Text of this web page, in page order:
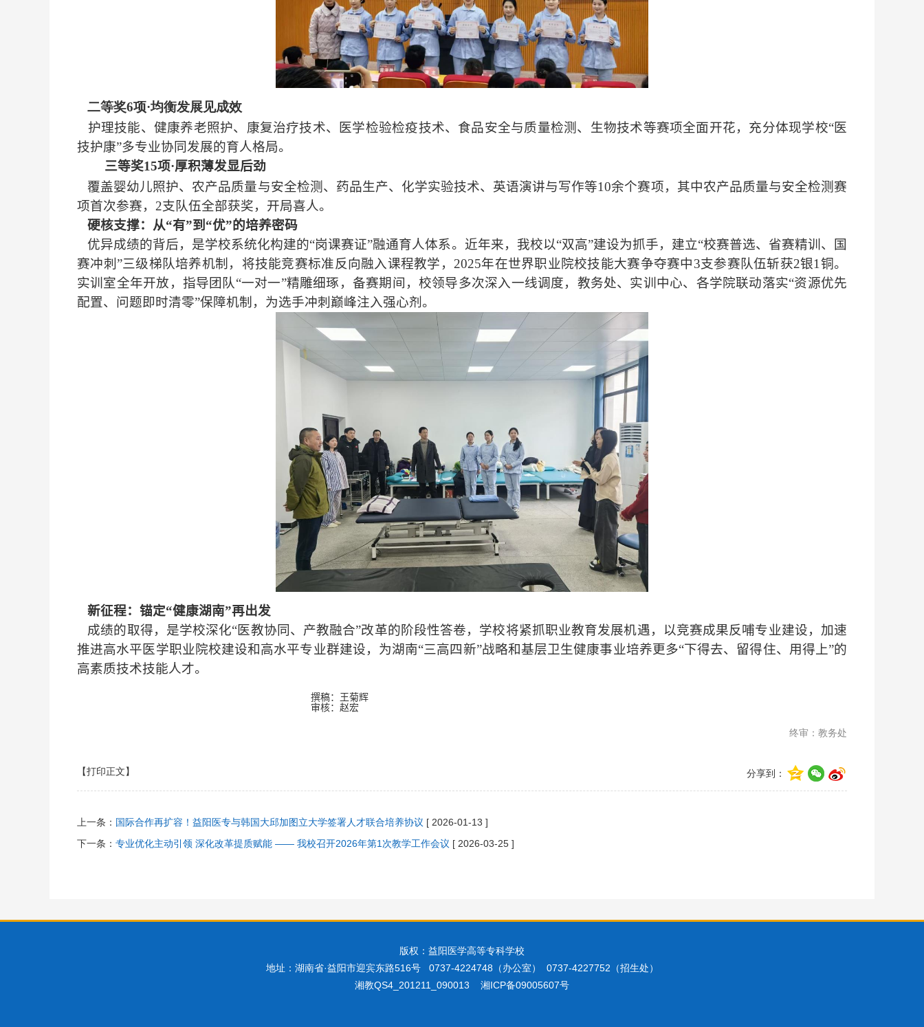
二等奖6项·均衡发展见成效
护理技能、健康养老照护、康复治疗技术、
医学检验检疫技术、食品安全与质量检测、生物技术等赛项全面开花，充分体现学校“医
技护康”多专业协同发展的育人格局。
三等奖15项·厚积薄发显后劲
覆盖婴幼儿照护、农产品质量与安全检测、药品生产、化学实验技术、英语演讲与写作等10余个赛项，其中农产品质量与安全检测赛
项首次参赛，2支队伍全部获奖，开局喜人。
硬核支撑：从“有”到“优”的培养密码
优异成绩的背后，是学校系统化构建的“岗课赛证”融通育人体系。近年来，我校以“双高”建设为抓手，建立“校赛普选、省赛精训、国
赛冲刺”三级梯队培养机制，将技能竞赛标准反向融入课程教学，2025年在世界职业院校技能大赛争夺赛中3支参赛队伍斩获2银1铜。
实训室全年开放，指导团队“一对一”精雕细琢，备赛期间，校领导多次深入一线调度，教务处、实训中心、各学院联动落实“资源优先
配置、问题即时清零”保障机制，为选手冲刺巅峰注入强心剂。
新征程：锚定“健康湖南”再出发
成绩的取得，是学校深化“医教协同、产教融合”改革的阶段性答卷，学校将紧抓职业教育发展机遇，以竞赛成果反哺专业建设，加速
推进高水平医学职业院校建设和高水平专业群建设，为湖南“三高四新”战略和基层卫生健康事业培养更多“下得去、 留得住、用得上”的
高素质技术技能人才。
撰稿：王菊辉
审核：赵宏
终审：教务处
分享到：
【打印正文】
上一条： 国际合作再扩容！益阳医专与韩国大邱加图立大学签署人才联合培养协议 [ 2026-01-13 ]
下一条： 专业优化主动引领 深化改革提质赋能 —— 我校召开2026年第1次教学工作会议 [ 2026-03-25 ]
版权：益阳医学高等专科学校
地址：湖南省·益阳市迎宾东路516号 0737-4224748（办公室） 0737-4227752（招生处）
湘教QS4_201211_090013 湘ICP备09005607号